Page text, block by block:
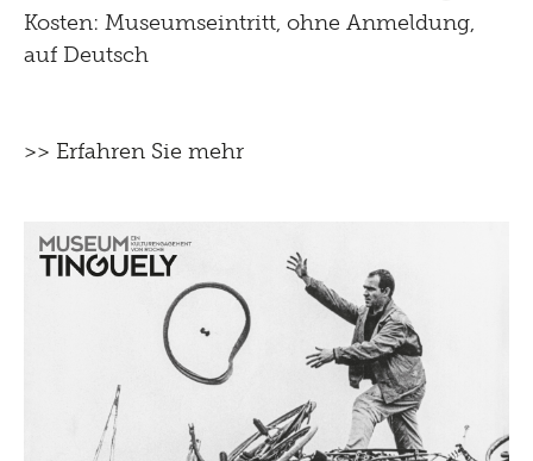
Kosten: Museumseintritt, ohne Anmeldung,
auf Deutsch
>> Erfahren Sie mehr